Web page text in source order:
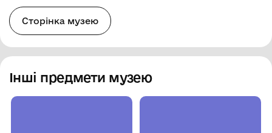
Сторінка музею
Інші предмети музею